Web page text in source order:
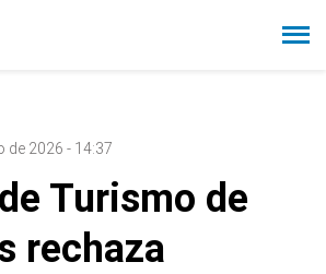
de 2026 - 14:37
Turismo de
rechaza